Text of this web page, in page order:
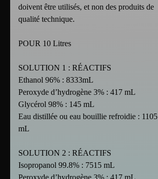
doivent être utilisés, et non des produits de
qualité technique.
POUR 10 Litres
SOLUTION 1 : RÉACTIFS
Ethanol 96% : 8333mL
Peroxyde d’hydrogène 3% : 417 mL
Glycérol 98% : 145 mL
Eau distillée ou eau bouillie refroidie : 1105
mL
SOLUTION 2 : RÉACTIFS
Isopropanol 99.8% : 7515 mL
Peroxyde d’hydrogène 3% : 417 mL